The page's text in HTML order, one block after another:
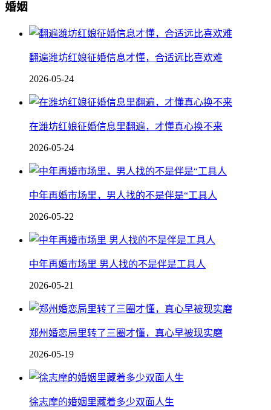
婚姻
翻遍潍坊红娘征婚信息才懂，合适远比喜欢难
2026-05-24
在潍坊红娘征婚信息里翻遍，才懂真心换不来
2026-05-24
中年再婚市场里，男人找的不是伴是“工具人
2026-05-22
中年再婚市场里 男人找的不是伴是工具人
2026-05-21
郑州婚恋局里转了三圈才懂，真心早被现实磨
2026-05-19
徐志摩的婚姻里藏着多少双面人生